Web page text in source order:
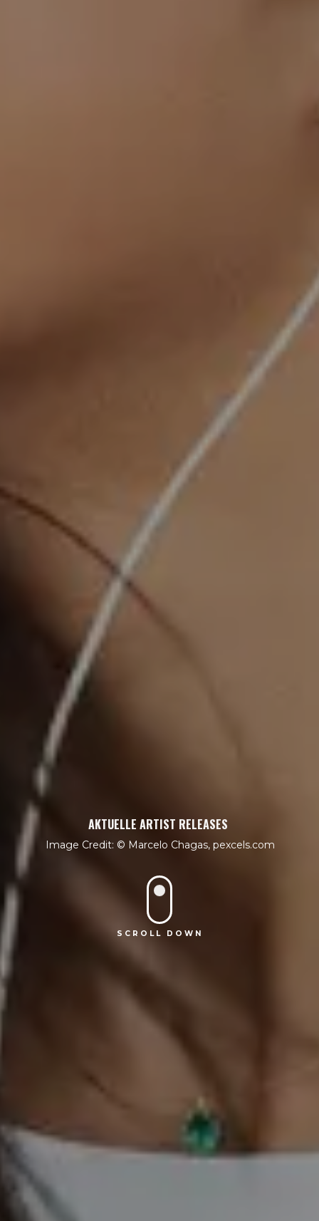
AKTUELLE ARTIST RELEASES
Marcelo Chagas, pexcels.com